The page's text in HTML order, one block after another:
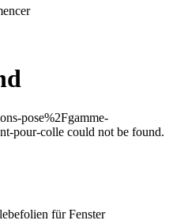
pose%2Fgamme-
pour-colle could not be found.
für Fenster